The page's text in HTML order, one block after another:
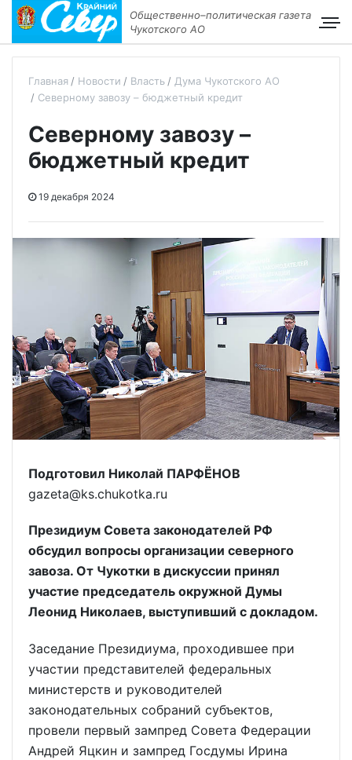
Общественно–политическая газета
Чукотского АО
Главная Новости Власть
Дума Чукотского АО
Северному завозу – бюджетный кредит
Северному завозу –
бюджетный кредит
19 декабря 2024
Подготовил Николай ПАРФЁНОВ
gazeta@ks.chukotka.ru
Президиум Совета законодателей РФ
обсудил вопросы организации северного
завоза. От Чукотки в дискуссии принял
участие председатель окружной Думы
Леонид Николаев, выступивший с докладом.
Заседание Президиума, проходившее при
участии представителей федеральных
министерств и руководителей
законодательных собраний субъектов,
провели первый зампред Совета Федерации
Андрей Яцкин и зампред Госдумы Ирина